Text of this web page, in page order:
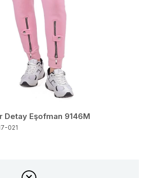
Detay Eşofman 9146M
021